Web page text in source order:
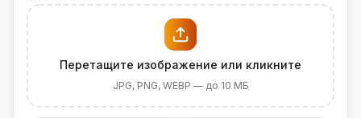
Перетащите изображение или кликните
JPG, PNG, WEBP — до 10 МБ